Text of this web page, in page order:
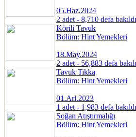
05.Haz.2024
2 adet - 8,710 defa
Körili Tavuk
Bölüm: Hint Yemekleri
18.May.2024
2 adet - 56,883 defa
Tavuk Tikka
Bölüm: Hint Yemekleri
01.Arl.2023
1 adet - 1,983 defa
Soğan Atıştırmalığı
Bölüm: Hint Yemekleri